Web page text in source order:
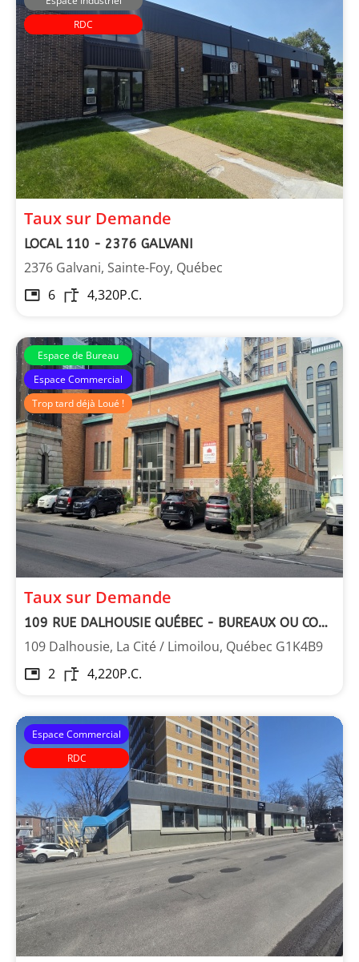
RDC
Les Immeubles Dupont
Taux sur Demande
LOCAL 110 - 2376 GALVANI
2376 Galvani, Sainte-Foy, Québec
6
4,320P.C.
Espace de Bureau
Espace Commercial
Trop tard déjà Loué !
Taux sur Demande
109 RUE DALHOUSIE QUÉBEC - BUREAUX OU COMMERCIAL
109 Dalhousie, La Cité / Limoilou, Québec G1K4B9
2
4,220P.C.
Espace Commercial
RDC